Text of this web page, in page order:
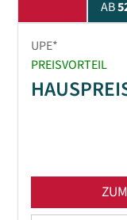
AB
UPE*
PREISVORTEIL